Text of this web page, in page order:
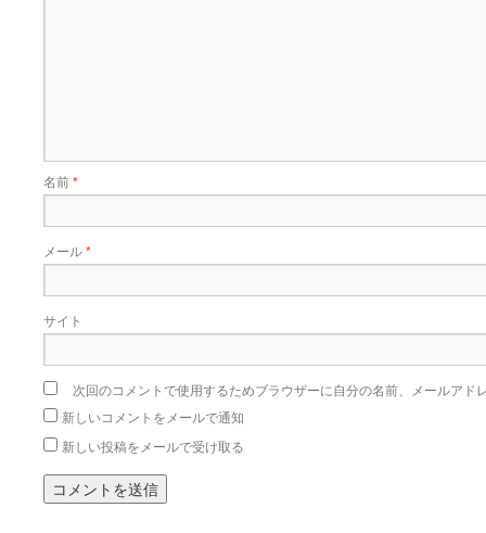
名前*
メール*
サイト
次回のコメントで使用するためブラウザーに自分の名前、メールアド
新しいコメントをメールで通知
新しい投稿をメールで受け取る